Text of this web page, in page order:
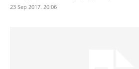
23 Sep 2017. 20:06